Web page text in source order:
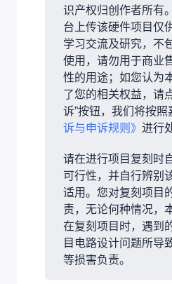
识产权归创作者所有
台上传该硬件项目仅
学习交流及研究，不
使用，请勿用于商业
性的用途；如您认为
了您的相关权益，请
诉”按钮，我们将按照
诉与申诉规则》 进行
请在进行项目复刻时
可行性，并自行辨别
适用。您对复刻项目
责，无论何种情况，
在复刻项目时，遇到
目电路设计问题所导
等损害负责。